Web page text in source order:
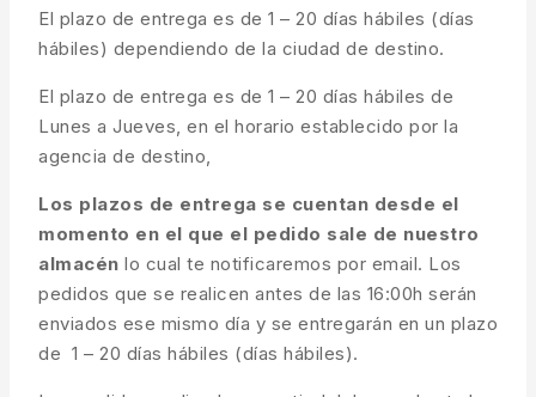
El plazo de entrega es de 1 – 20 días hábiles (días
hábiles) dependiendo de la ciudad de destino.
El plazo de entrega es de 1 – 20 días hábiles de
Lunes a Jueves, en el horario establecido por la
agencia de destino,
Los plazos de entrega se cuentan desde el
momento en el que el pedido sale de nuestro
almacén lo cual te notificaremos por email. Los
pedidos que se realicen antes de las 16:00h serán
enviados ese mismo día y se entregarán en un plazo
de 1 – 20 días hábiles (días hábiles).